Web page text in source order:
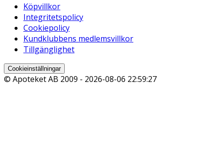
Köpvillkor
Integritetspolicy
Cookiepolicy
Kundklubbens medlemsvillkor
Tillgänglighet
Cookieinställningar
© Apoteket AB 2009 - 2026-08-06 22:59:27